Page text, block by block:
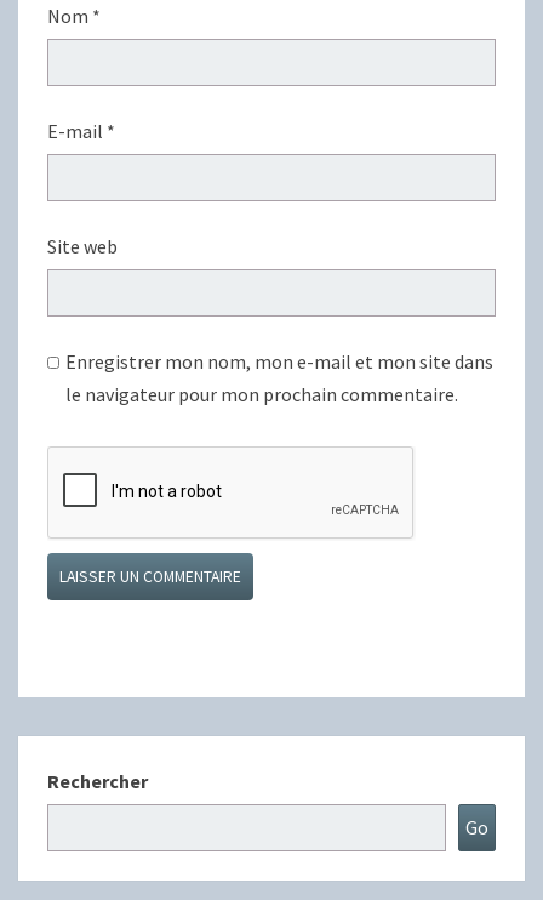
Nom *
E-mail *
Site web
Enregistrer mon nom, mon e-mail et mon site dans
le navigateur pour mon prochain commentaire.
Rechercher
Go